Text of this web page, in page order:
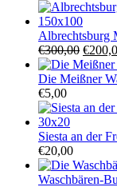
Albrechtsburg
€300,00
Preis
war:
€
Die Meißner
€5,00
Siesta an der
€20,00
Waschbären-